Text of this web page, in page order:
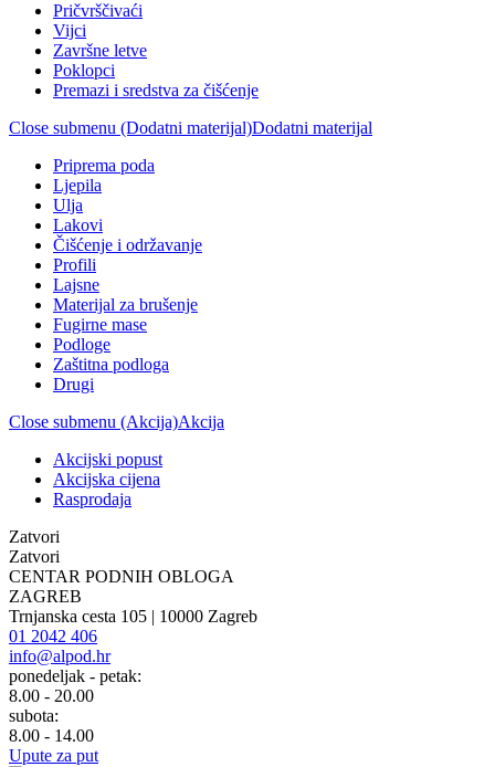
Pričvrščivaći
Vijci
Završne letve
Poklopci
Premazi i sredstva za čišćenje
Close submenu (Dodatni materijal)Dodatni materijal
Priprema poda
Ljepila
Ulja
Lakovi
Čišćenje i održavanje
Profili
Lajsne
Materijal za brušenje
Fugirne mase
Podloge
Zaštitna podloga
Drugi
Close submenu (Akcija)Akcija
Akcijski popust
Akcijska cijena
Rasprodaja
Zatvori
Zatvori
CENTAR PODNIH OBLOGA
ZAGREB
Trnjanska cesta 105 | 10000 Zagreb
01 2042 406
info@alpod.hr
ponedeljak - petak:
8.00 - 20.00
subota:
8.00 - 14.00
Upute za put